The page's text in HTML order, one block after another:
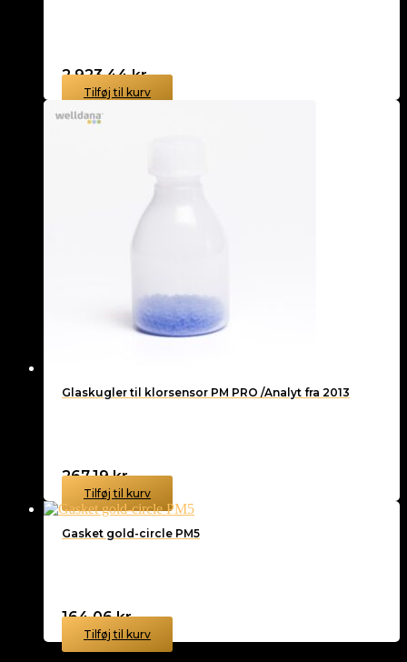
2.923,44kr.
Tilføj til kurv
Glaskugler til klorsensor PM PRO /Analyt fra 2013
267,19kr.
Tilføj til kurv
Gasket gold-circle PM5
164,06kr.
Tilføj til kurv